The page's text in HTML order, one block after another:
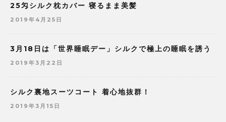
25匁シルク枕カバー 寝るまま美髪
2019年4月25日
3月18日は「世界睡眠デー」シルクで極上の睡眠を誘う
2019年3月22日
シルク裏地スーツコート 着心地抜群！
2019年3月15日